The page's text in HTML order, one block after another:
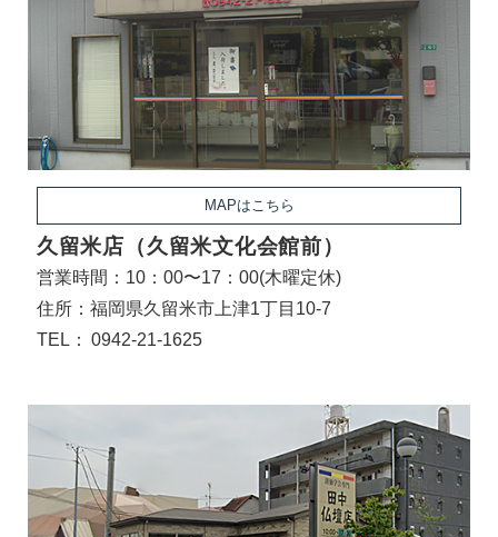
MAPはこちら
久留米店（久留米文化会館前）
営業時間：10：00〜17：00(木曜定休)
住所：福岡県久留米市上津1丁目10-7
TEL： 0942-21-1625